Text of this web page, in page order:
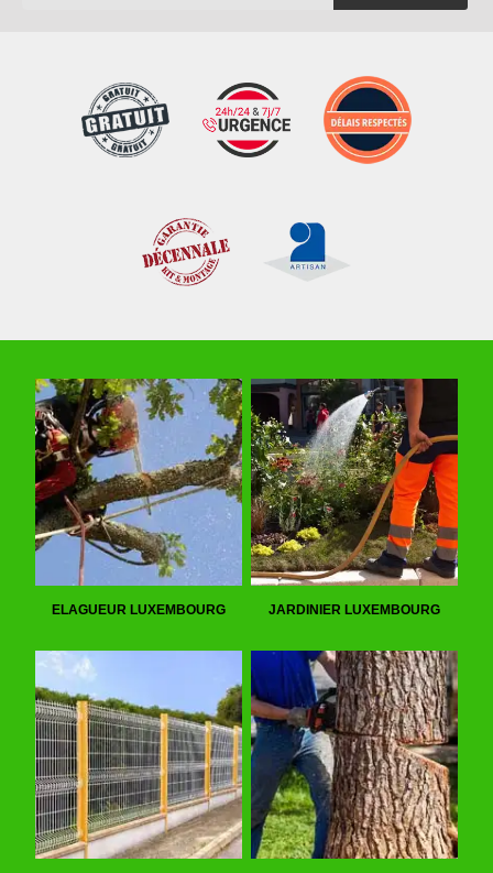
ELAGUEUR LUXEMBOURG JARDINIER LUXEMBOURG